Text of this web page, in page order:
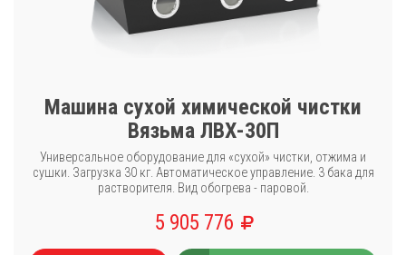
Машина сухой химической чистки
Вязьма ЛВХ-30П
Универсальное оборудование для «сухой» чистки, отжима и
сушки. Загрузка 30 кг. Автоматическое управление. 3 бака для
растворителя. Вид обогрева - паровой.
5 905 776